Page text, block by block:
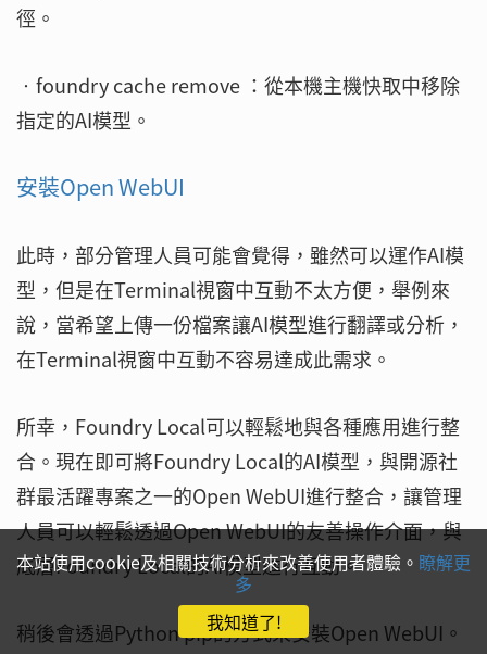
徑。
‧foundry cache remove ：從本機主機快取中移除
指定的AI模型。
安裝Open WebUI
此時，部分管理人員可能會覺得，雖然可以運作AI模
型，但是在Terminal視窗中互動不太方便，舉例來
說，當希望上傳一份檔案讓AI模型進行翻譯或分析，
在Terminal視窗中互動不容易達成此需求。
所幸，Foundry Local可以輕鬆地與各種應用進行整
合。現在即可將Foundry Local的AI模型，與開源社
群最活躍專案之一的Open WebUI進行整合，讓管理
人員可以輕鬆透過Open WebUI的友善操作介面，與
底層Foundry Local的AI模型進行互動。
稍後會透過Python pip的方式來安裝Open WebUI。
本站使用cookie及相關技術分析來改善使用者體驗。 瞭解更
多
我知道了!